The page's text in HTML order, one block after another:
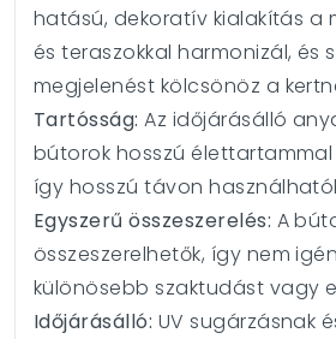
hatású, dekoratív kialakítás a
és teraszokkal harmonizál, és
megjelenést kölcsönöz a
Tartósság: Az időjárásálló
bútorok hosszú élettartammal
így hosszú távon
Egyszerű összeszerelés: A
összeszerelhetők, így nem
különösebb szaktudást vagy
Időjárásálló: UV sugárzásnak